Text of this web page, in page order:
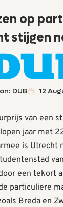
op
stijgen
DUB 12
van een
jaar met
is Utrecht
een tekort
particuliere
Breda en